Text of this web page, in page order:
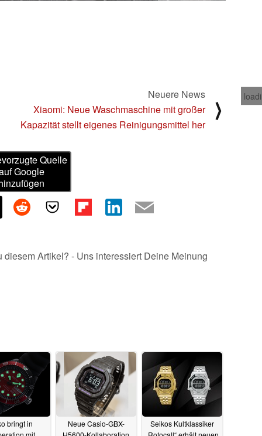
Neuere News
Xiaomi: Neue Waschmaschine mit großer
Kapazität stellt eigenes Reinigungsmittel her
⟩
Quelle
Google
Artikel? - Uns interessiert Deine Meinung
bringt in
Neue Casio-GBX-
Seikos Kultklassiker